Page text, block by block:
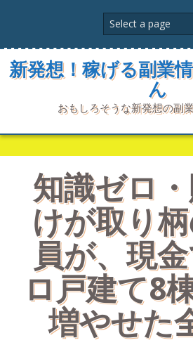
ン
プ
新発想！稼げる副業
ん
おもしろそうな新発想の副
知識ゼロ
けが取り
員が、現
ロ戸建て8
増やせた